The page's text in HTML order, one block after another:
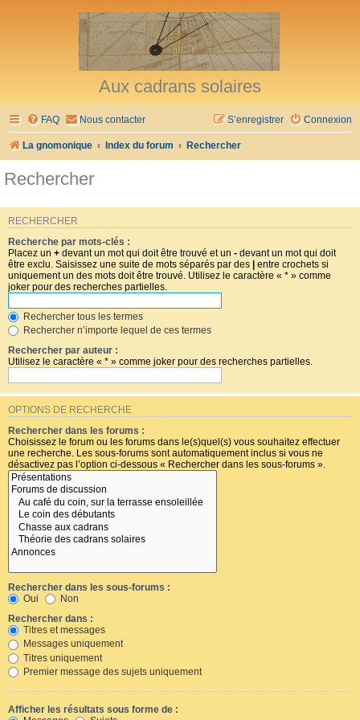
Aux cadrans solaires
FAQ Nous contacter Connexion
S’enregistrer
La gnomonique Index du forum Rechercher
Rechercher
RECHERCHER
Recherche par mots-clés :
Placez un + devant un mot qui doit être trouvé et un - devant un mot qui doit
être exclu. Saisissez une suite de mots séparés par des | entre crochets si
uniquement un des mots doit être trouvé. Utilisez le caractère « * » comme
joker pour des recherches partielles.
Rechercher tous les termes
Rechercher n’importe lequel de ces termes
Rechercher par auteur :
Utilisez le caractère « * » comme joker pour des recherches partielles.
OPTIONS DE RECHERCHE
Rechercher dans les forums :
Choisissez le forum ou les forums dans le(s)quel(s) vous souhaitez effectuer
une recherche. Les sous-forums sont automatiquement inclus si vous ne
désactivez pas l’option ci-dessous « Rechercher dans les sous-forums ».
Rechercher dans les sous-forums :
Oui
Non
Rechercher dans :
Titres et messages
Messages uniquement
Titres uniquement
Premier message des sujets uniquement
Afficher les résultats sous forme de :